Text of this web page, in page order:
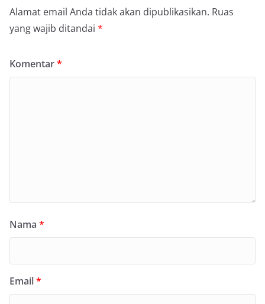
Alamat email Anda tidak akan dipublikasikan. Ruas
yang wajib ditandai *
Komentar*
Nama *
Email*